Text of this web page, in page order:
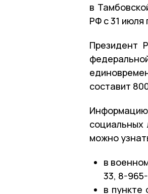
в
РФ с 31 июля
Президент
составит
социальных
можно
в
33, 8-
в пункте